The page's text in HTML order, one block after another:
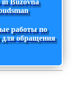
работы по
для обращения